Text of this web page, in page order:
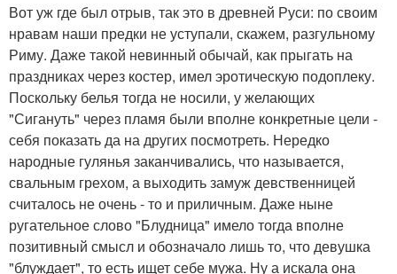
Вот уж где был отрыв, так это в древней Руси: по своим
нравам наши предки не уступали, скажем, разгульному
Риму. Даже такой невинный обычай, как прыгать на
праздниках через костер, имел эротическую подоплеку.
Поскольку белья тогда не носили, у желающих
"Сигануть" через пламя были вполне конкретные цели -
себя показать да на других посмотреть. Нередко
народные гулянья заканчивались, что называется,
свальным грехом, а выходить замуж девственницей
считалось не очень - то и приличным. Даже ныне
ругательное слово "Блудница" имело тогда вполне
позитивный смысл и обозначало лишь то, что девушка
"блуждает", то есть ищет себе мужа. Ну а искала она